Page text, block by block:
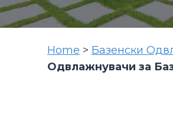
Home > Базенски
Одвлажнувачи за